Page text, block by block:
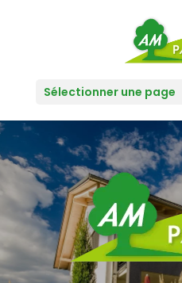
Sélectionner une page